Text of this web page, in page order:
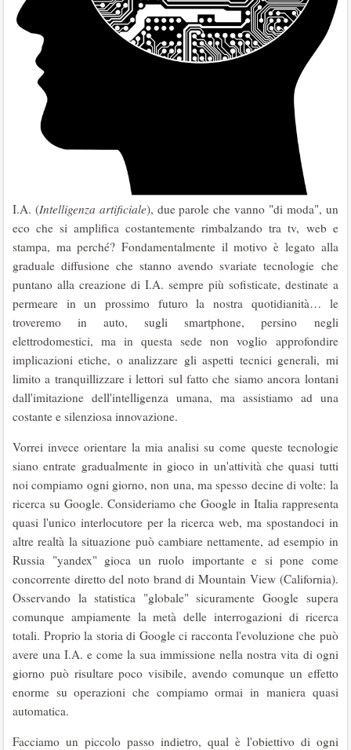
I.A. (Intelligenza artificiale), due parole che vanno "di moda", un
eco che si amplifica costantemente rimbalzando tra tv, web e
stampa, ma perché? Fondamentalmente il motivo è legato alla
graduale diffusione che stanno avendo svariate tecnologie che
puntano alla creazione di I.A. sempre più sofisticate, destinate a
permeare in un prossimo futuro la nostra quotidianità… le
troveremo in auto, sugli smartphone, persino negli
elettrodomestici, ma in questa sede non voglio approfondire
implicazioni etiche, o analizzare gli aspetti tecnici generali, mi
limito a tranquillizzare i lettori sul fatto che siamo ancora lontani
dall'imitazione dell'intelligenza umana, ma assistiamo ad una
costante e silenziosa innovazione.
Vorrei invece orientare la mia analisi su come queste tecnologie
siano entrate gradualmente in gioco in un'attività che quasi tutti
noi compiamo ogni giorno, non una, ma spesso decine di volte: la
ricerca su Google. Consideriamo che Google in Italia rappresenta
quasi l'unico interlocutore per la ricerca web, ma spostandoci in
altre realtà la situazione può cambiare nettamente, ad esempio in
Russia "yandex" gioca un ruolo importante e si pone come
concorrente diretto del noto brand di Mountain View (California).
Osservando la statistica "globale" sicuramente Google supera
comunque ampiamente la metà delle interrogazioni di ricerca
totali. Proprio la storia di Google ci racconta l'evoluzione che può
avere una I.A. e come la sua immissione nella nostra vita di ogni
giorno può risultare poco visibile, avendo comunque un effetto
enorme su operazioni che compiamo ormai in maniera quasi
automatica.
Facciamo un piccolo passo indietro, qual è l'obiettivo di ogni